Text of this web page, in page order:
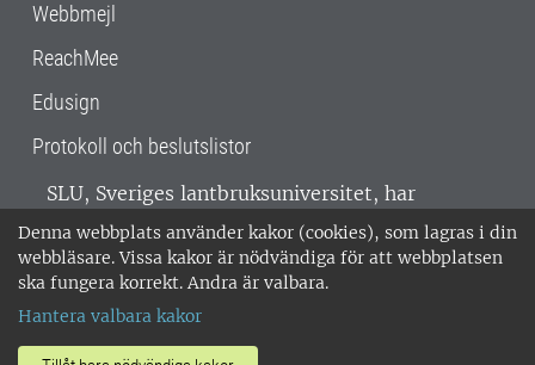
Denna webbplats använder kakor (cookies), som lagras i din
webbläsare. Vissa kakor är nödvändiga för att webbplatsen
ska fungera korrekt. Andra är valbara.
Hantera valbara kakor
Webbmejl
ReachMee
Edusign
Protokoll och beslutslistor
SLU, Sveriges lantbruksuniversitet, har
verksamhet över hela Sverige. Huvudorter är
Alnarp, Uppsala och Umeå.SLU är
miljöcertifierat enligt ISO 14001. •
018-67 10 00 • Org nr: 202100-2817 •